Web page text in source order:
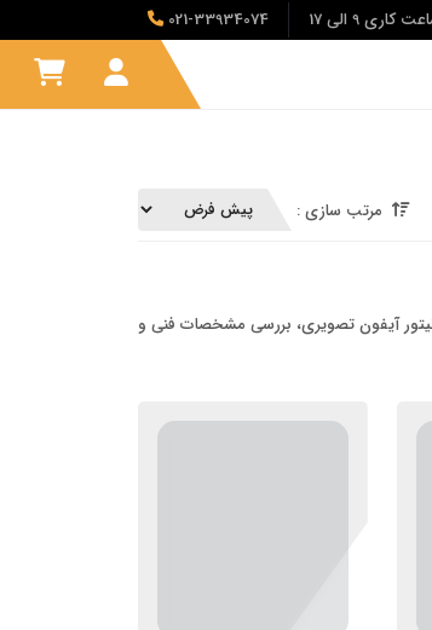
کاری 9 الی 17 021-33934074
مرتب سازی :
آیفون تصویری، بررسی مشخصات فنی و